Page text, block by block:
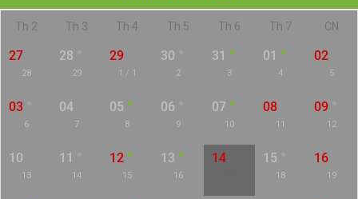
Th 2 Th 3 Th 4 Th 5 Th 6 Th 7 CN
27
28
28
29
29
1 / 1
30
2
31
3
01
4
02
5
03
6
04
7
05
8
06
9
07
10
08
11
09
12
10
13
11
14
12
15
13
16
14 15
18
16
19